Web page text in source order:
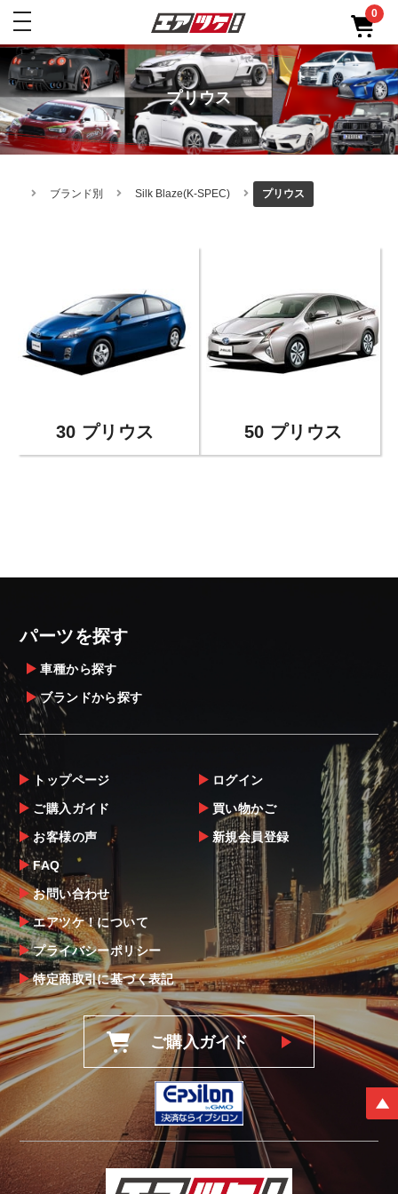
toggle
0
プリウス
ブランド別 Silk Blaze(K-SPEC) プリウス
30 プリウス 50 プリウス
パーツを探す
車種から探す
ブランドから探す
トップページ
ご購入ガイド
お客様の声
FAQ
お問い合わせ
エアツケ！について
プライバシーポリシー
特定商取引に基づく表記
ログイン
買い物かご
新規会員登録
ご購入ガイド